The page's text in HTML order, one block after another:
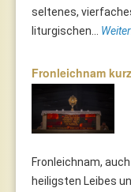
seltenes,
liturgischen...
Fronleichnam
Fronleichnam,
heiligsten Leibes